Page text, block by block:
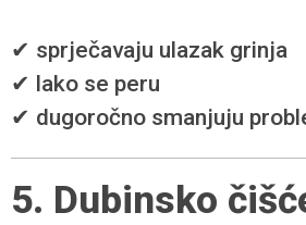
✔ sprječavaju ulazak grinja
✔ lako se peru
✔ dugoročno smanjuju
5. Dubinsko